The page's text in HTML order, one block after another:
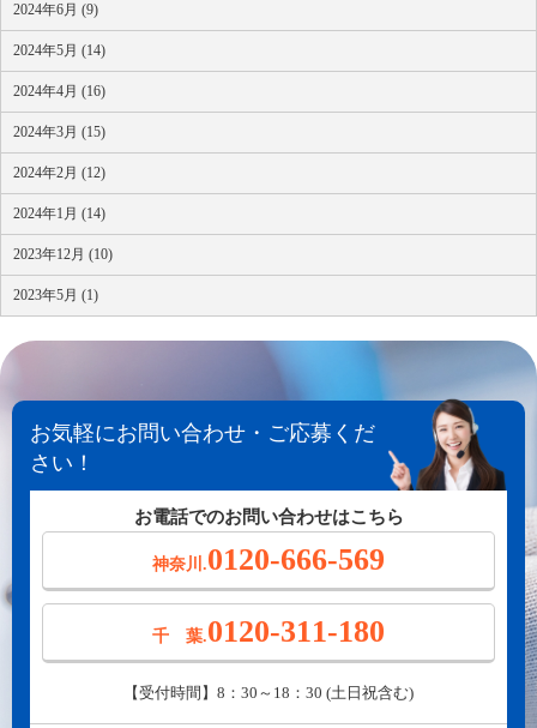
2024年6月 (9)
2024年5月 (14)
2024年4月 (16)
2024年3月 (15)
2024年2月 (12)
2024年1月 (14)
2023年12月 (10)
2023年5月 (1)
お気軽にお問い合わせ・ご応募くだ
さい！
お電話でのお問い合わせはこちら
神奈川.0120-666-569
千 葉.0120-311-180
【受付時間】8：30～18：30 (土日祝含む)